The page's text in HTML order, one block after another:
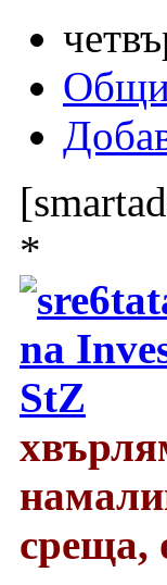
*
среща,